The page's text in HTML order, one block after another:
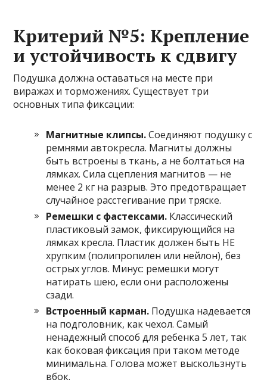
Критерий №5: Крепление
и устойчивость к сдвигу
Подушка должна оставаться на месте при
виражах и торможениях. Существует три
основных типа фиксации:
Магнитные клипсы.Соединяют подушку с
ремнями автокресла. Магниты должны
быть встроены в ткань, а не болтаться на
лямках. Сила сцепления магнитов — не
менее 2 кг на разрыв. Это предотвращает
случайное расстегивание при тряске.
Ремешки с фастексами. Классический
пластиковый замок, фиксирующийся на
лямках кресла. Пластик должен быть НЕ
хрупким (полипропилен или нейлон), без
острых углов. Минус: ремешки могут
натирать шею, если они расположены
сзади.
Встроенный карман. Подушка надевается
на подголовник, как чехол. Самый
ненадежный способ для ребенка 5 лет, так
как боковая фиксация при таком методе
минимальна. Голова может выскользнуть
вбок.